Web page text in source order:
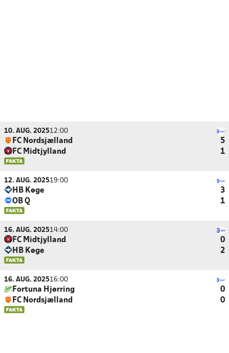
10. AUG. 202512:00
FC Nordsjælland
5
FC Midtjylland
1
12. AUG. 202519:00
HB Køge
3
OB Q
1
16. AUG. 202514:00
FC Midtjylland
0
HB Køge
2
16. AUG. 202516:00
Fortuna Hjørring
0
FC Nordsjælland
0